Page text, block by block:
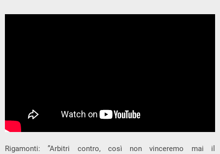
Rigamonti: ”Arbitri contro, così non vinceremo mai il